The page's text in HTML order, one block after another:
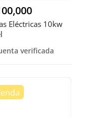
Eléctricas 10kw
verificada